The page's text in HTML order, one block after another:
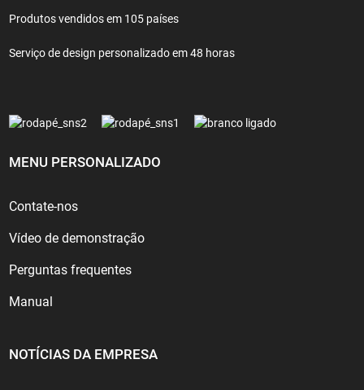
Produtos vendidos em 105 países
Serviço de design personalizado em 48 horas
MENU PERSONALIZADO
Contate-nos
Vídeo de demonstração
Perguntas frequentes
Manual
NOTÍCIAS DA EMPRESA